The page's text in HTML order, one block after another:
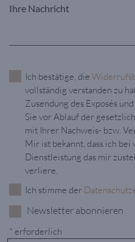
Ich bestätige, die
vollständig verstanden zu
Zusendung des Exposés
Sie vor Ablauf der
mit Ihrer Nachweis- bzw.
Mir ist bekannt, dass ich
Dienstleistung das mir
verliere.
Ich stimme der
Newsletter abonnieren
* erforderlich